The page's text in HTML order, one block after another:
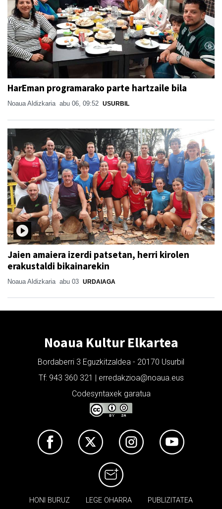
HarEman programarako parte hartzaile bila
Noaua Aldizkaria abu 06, 09:52 USURBIL
Jaien amaiera izerdi patsetan, herri kirolen
erakustaldi bikainarekin
Noaua Aldizkaria abu 03 URDAIAGA
Noaua Kultur Elkartea
Bordaberri 3 Eguzkitzaldea - 20170 Usurbil
Tf: 943 360 321 | erredakzioa@noaua.eus
Codesyntaxek garatua
HONI BURUZ LEGE OHARRA PUBLIZITATEA